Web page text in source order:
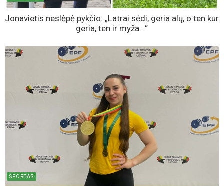
Jonavietis neslėpė pykčio: „Latrai sėdi, geria alų, o ten kur
geria, ten ir myža...“
SPORTAS